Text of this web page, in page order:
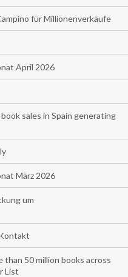
für Millionenverkäufe
April 2026
sales in Spain generating
März 2026
um
than 50 million books across
List